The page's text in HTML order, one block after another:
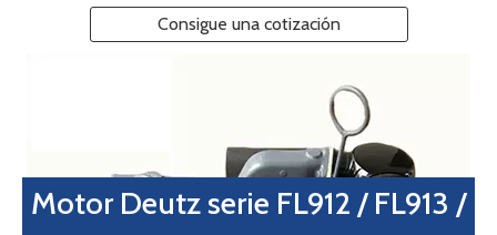
salida de12 horas
29.5
155
562 * 530 * 676
Peso ligero, tiempo de servicio prolongado, arranque fácil